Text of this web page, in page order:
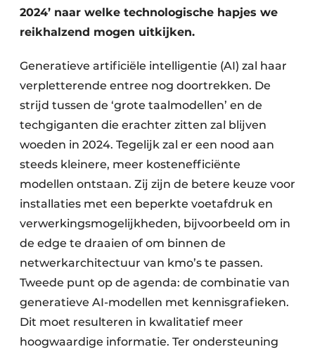
2024’ naar welke technologische hapjes we
reikhalzend mogen uitkijken.
Generatieve artificiële intelligentie (AI) zal haar
verpletterende entree nog doortrekken. De
strijd tussen de ‘grote taalmodellen’ en de
techgiganten die erachter zitten zal blijven
woeden in 2024. Tegelijk zal er een nood aan
steeds kleinere, meer kostenefficiënte
modellen ontstaan. Zij zijn de betere keuze voor
installaties met een beperkte voetafdruk en
verwerkingsmogelijkheden, bijvoorbeeld om in
de edge te draaien of om binnen de
netwerkarchitectuur van kmo’s te passen.
Tweede punt op de agenda: de combinatie van
generatieve AI-modellen met kennisgrafieken.
Dit moet resulteren in kwalitatief meer
hoogwaardige informatie. Ter ondersteuning